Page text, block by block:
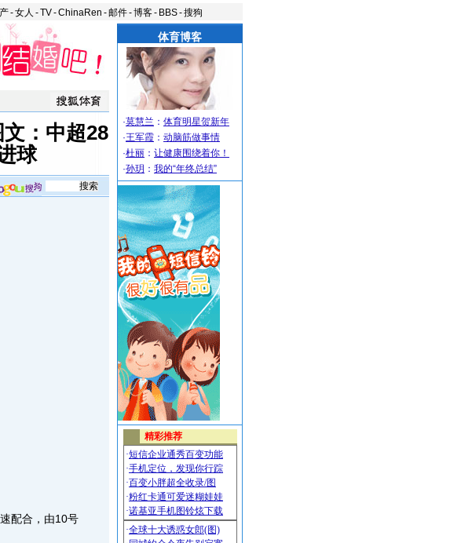
-女人 -TV-ChinaRen -邮件-博客- BBS-搜狗
文：中超28
球
配合，由10号
体育博客
·莫慧兰 ： 体育明星贺新年
·王军霞 ： 动脑筋做事情
·杜丽 ： 让健康围绕着你！
·孙玥 ： 我的“年终总结”